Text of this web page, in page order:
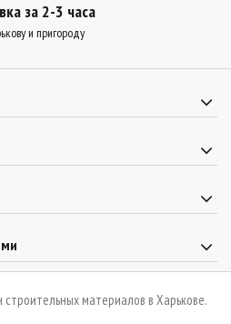
за 2-3 часа
и пригороду
материалов в Харькове.